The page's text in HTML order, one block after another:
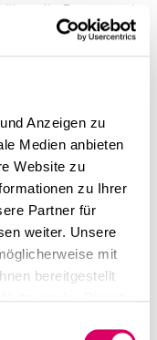
Anzeigen zu
Medien anbieten
Website zu
zu Ihrer
Partner für
weiter. Unsere
mit
bereitgestellt
die Raum- und
Möblierung
gleicht,
Zeitalters
im Team,
für
fließender